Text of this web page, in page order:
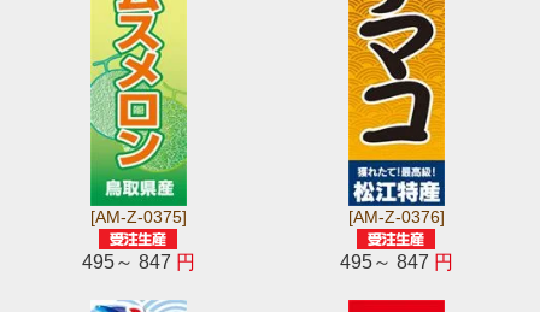
[AM-Z-0375]
495～ 847 円
[AM-Z-0376]
495～ 847 円